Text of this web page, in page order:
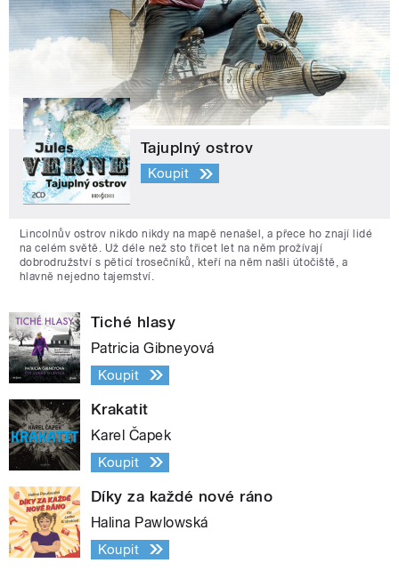
Tajuplný ostrov
Koupit
Lincolnův ostrov nikdo nikdy na mapě nenašel, a přece ho znají lidé
na celém světě. Už déle než sto třicet let na něm prožívají
dobrodružství s pěticí trosečníků, kteří na něm našli útočiště, a
hlavně nejedno tajemství.
Tiché hlasy
Patricia Gibneyová
Koupit
Krakatit
Karel Čapek
Koupit
Díky za každé nové ráno
Halina Pawlowská
Koupit